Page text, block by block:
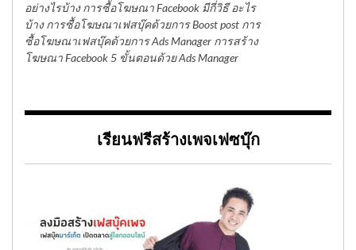
อย่างไรบ้าง การซื้อโฆษณา Facebook มีกี่วิธี อะไร
บ้าง การซื้อโฆษณาเฟสบุ๊คด้วยการ Boost post การ
ซื้อโฆษณาเฟสบุ๊คด้วยการ Ads Manager การสร้าง
โฆษณา Facebook 5 ขั้นตอนด้วย Ads Manager
เรียนฟรีสร้างเพจเฟซบุ๊ก